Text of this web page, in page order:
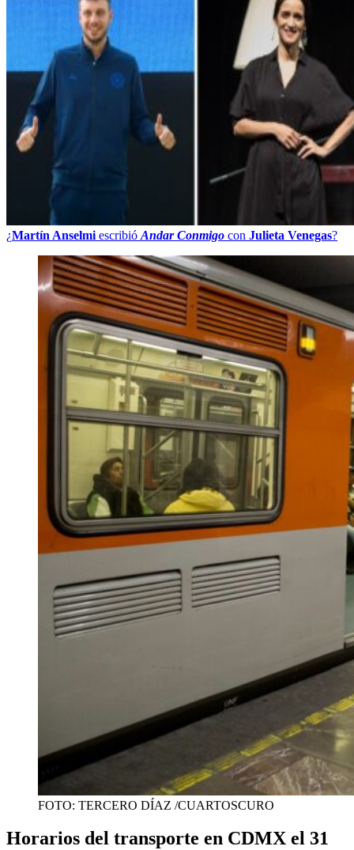
¿Martín Anselmi escribió Andar Conmigo con Julieta Venegas?
FOTO: TERCERO DÍAZ /CUARTOSCURO
Horarios del transporte en CDMX el 31